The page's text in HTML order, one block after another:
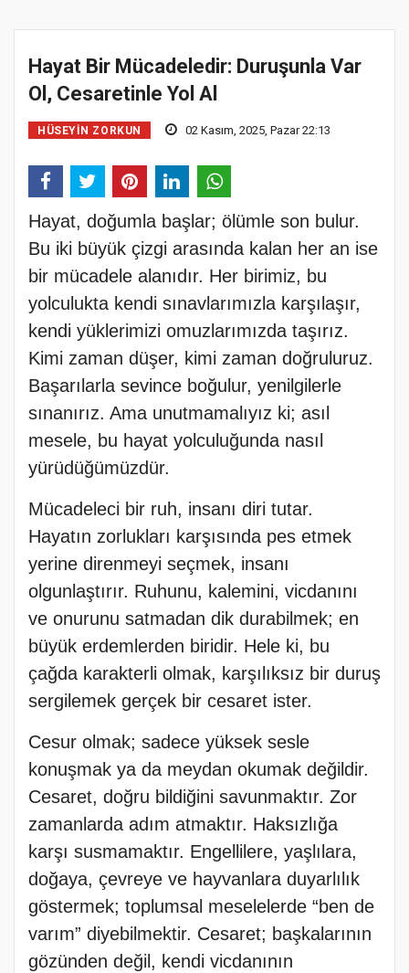
Hayat Bir Mücadeledir: Duruşunla Var
Ol, Cesaretinle Yol Al
HÜSEYIN ZORKUN 02 Kasım, 2025, Pazar 22:13
Hayat, doğumla başlar; ölümle son bulur.
Bu iki büyük çizgi arasında kalan her an ise
bir mücadele alanıdır. Her birimiz, bu
yolculukta kendi sınavlarımızla karşılaşır,
kendi yüklerimizi omuzlarımızda taşırız.
Kimi zaman düşer, kimi zaman doğruluruz.
Başarılarla sevince boğulur, yenilgilerle
sınanırız. Ama unutmamalıyız ki; asıl
mesele, bu hayat yolculuğunda nasıl
yürüdüğümüzdür.
Mücadeleci bir ruh, insanı diri tutar.
Hayatın zorlukları karşısında pes etmek
yerine direnmeyi seçmek, insanı
olgunlaştırır. Ruhunu, kalemini, vicdanını
ve onurunu satmadan dik durabilmek; en
büyük erdemlerden biridir. Hele ki, bu
çağda karakterli olmak, karşılıksız bir duruş
sergilemek gerçek bir cesaret ister.
Cesur olmak; sadece yüksek sesle
konuşmak ya da meydan okumak değildir.
Cesaret, doğru bildiğini savunmaktır. Zor
zamanlarda adım atmaktır. Haksızlığa
karşı susmamaktır. Engellilere, yaşlılara,
doğaya, çevreye ve hayvanlara duyarlılık
göstermek; toplumsal meselelerde “ben de
varım” diyebilmektir. Cesaret; başkalarının
gözünden değil, kendi vicdanının